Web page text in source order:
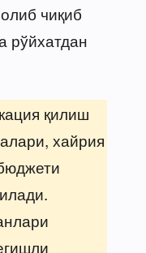
чиқиб
рўйхатдан
қилиш
хайрия